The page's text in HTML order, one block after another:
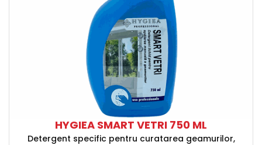
HYGIEA SMART VETRI 750 ML
Detergent specific pentru curatarea geamurilor,